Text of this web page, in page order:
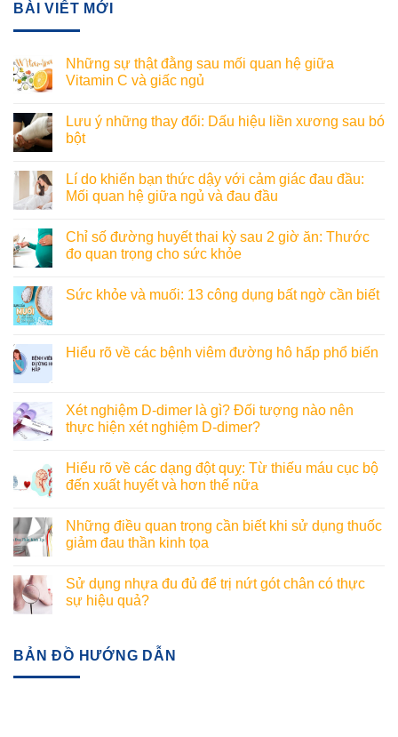
BÀI VIẾT MỚI
Những sự thật đằng sau mối quan hệ giữa
Vitamin C và giấc ngủ
Lưu ý những thay đổi: Dấu hiệu liền xương sau bó
bột
Lí do khiến bạn thức dậy với cảm giác đau đầu:
Mối quan hệ giữa ngủ và đau đầu
Chỉ số đường huyết thai kỳ sau 2 giờ ăn: Thước
đo quan trọng cho sức khỏe
Sức khỏe và muối: 13 công dụng bất ngờ cần biết
Hiểu rõ về các bệnh viêm đường hô hấp phổ biến
Xét nghiệm D-dimer là gì? Đối tượng nào nên
thực hiện xét nghiệm D-dimer?
Hiểu rõ về các dạng đột quỵ: Từ thiếu máu cục bộ
đến xuất huyết và hơn thế nữa
Những điều quan trọng cần biết khi sử dụng thuốc
giảm đau thần kinh tọa
Sử dụng nhựa đu đủ để trị nứt gót chân có thực
sự hiệu quả?
BẢN ĐỒ HƯỚNG DẪN